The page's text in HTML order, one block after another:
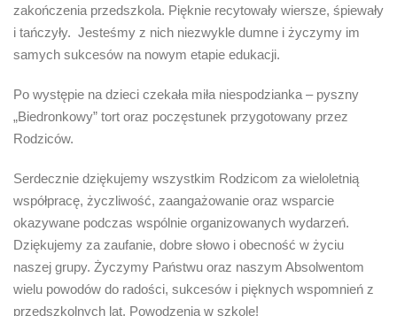
zakończenia przedszkola. Pięknie recytowały wiersze, śpiewały
i tańczyły. Jesteśmy z nich niezwykle dumne i życzymy im
samych sukcesów na nowym etapie edukacji.
Po występie na dzieci czekała miła niespodzianka – pyszny
„Biedronkowy” tort oraz poczęstunek przygotowany przez
Rodziców.
Serdecznie dziękujemy wszystkim Rodzicom za wieloletnią
współpracę, życzliwość, zaangażowanie oraz wsparcie
okazywane podczas wspólnie organizowanych wydarzeń.
Dziękujemy za zaufanie, dobre słowo i obecność w życiu
naszej grupy. Życzymy Państwu oraz naszym Absolwentom
wielu powodów do radości, sukcesów i pięknych wspomnień z
przedszkolnych lat. Powodzenia w szkole!